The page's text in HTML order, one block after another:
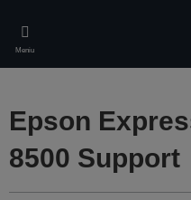
main
content
Meniu
Epson
8500 Support